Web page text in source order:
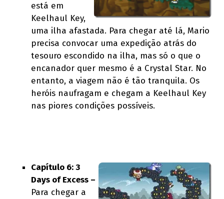
está em
Keelhaul Key,
uma ilha afastada. Para chegar até lá, Mario
precisa convocar uma expedição atrás do
tesouro escondido na ilha, mas só o que o
encanador quer mesmo é a Crystal Star. No
entanto, a viagem não é tão tranquila. Os
heróis naufragam e chegam a Keelhaul Key
nas piores condições possíveis.
Capítulo 6: 3
Days of Excess –
Para chegar a